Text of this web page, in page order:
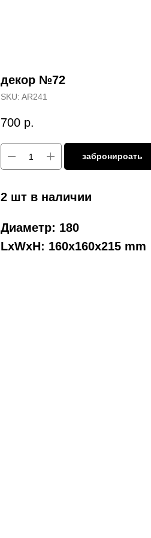
декор №72
SKU: AR241
700 р.
забронироать
2 шт в наличии
Диаметр: 180
LxWxH: 160x160x215 mm